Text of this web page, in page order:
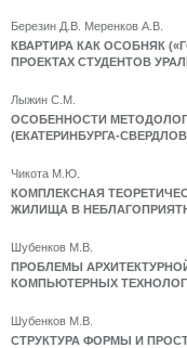
Березин Д.В. Меренков А.В.
КВАРТИРА КАК ОСОБНЯК
ПРОЕКТАХ СТУДЕНТОВ
Лыжин С.М.
ОСОБЕННОСТИ
(ЕКАТЕРИНБУРГА-
Чикота М.Ю.
КОМПЛЕКСНАЯ
ЖИЛИЩА В
Шубенков М.В.
ПРОБЛЕМЫ
КОМПЬЮТЕРНЫХ
Шубенков М.В.
СТРУКТУРА ФОРМЫ И